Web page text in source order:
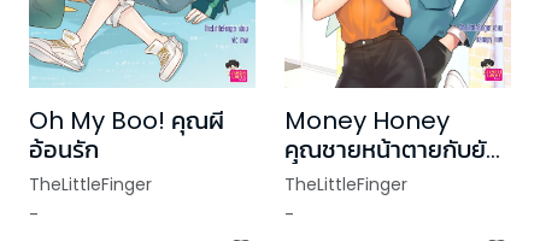
Oh My Boo! คุณผี
อ้อนรัก
TheLittleFinger
-
Money Honey
คุณชายหน้าตายกับยัย
ขี้งก
TheLittleFinger
-